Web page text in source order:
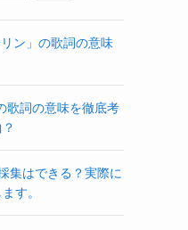
ン」の歌詞の意味
歌詞の意味を徹底考
集はできる？実際に
す。